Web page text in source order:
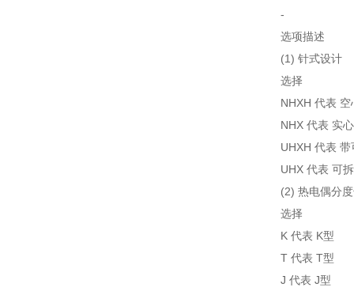
-
选项描述
(1) 针式设计
选择
NHXH 代表 空
NHX 代表 实
UHXH 代表
UHX 代表 可
(2) 热电偶分
选择
K 代表 K型
T 代表 T型
J 代表 J型